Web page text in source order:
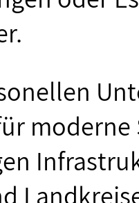
moderne